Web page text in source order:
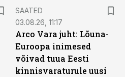
SAATED
03.08.26, 11:17
Arco Vara juht: Lõuna-
Euroopa inimesed
võivad tuua Eesti
kinnisvaraturule uusi